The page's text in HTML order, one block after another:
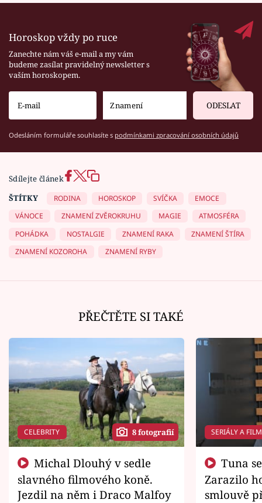
Horoskop vždy po ruce
Zanechte nám váš e-mail a my vám
budeme zasílat pravidelný newsletter s
vaším horoskopem.
ODESLAT
Odesláním formuláře souhlasíte s podmínkami zpracování osobních údajů
Sdílejte článek
ŠTÍTKY
RODINA HOROSKOP SVÍČKA
EMOCE
VÁNOCE
ZNAMENÍ ZVĚROKRUHU MAGIE
ATMOSFÉRA
POHÁDKA
NOSTALGIE ZNAMENÍ RAKA
ZNAMENÍ ŠTÍRA
ZNAMENÍ KOZOROHA
ZNAMENÍ RYBY
PŘEČTĚTE SI TAKÉ
CELEBRITY 8 fotografií
slavného filmového koně.
Jezdil na něm i Draco Malfoy
SERIÁLY A
Zarazilo
smlouvě